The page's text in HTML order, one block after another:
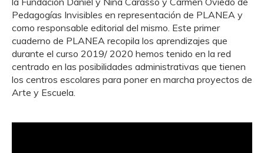
Pedagogías Invisibles en representación de PLANEA y
como responsable editorial del mismo. Este primer
cuaderno de PLANEA recopila los aprendizajes que
durante el curso 2019/ 2020 hemos tenido en la red
centrado en las posibilidades administrativas que tienen
los centros escolares para poner en marcha proyectos de
Arte y Escuela.